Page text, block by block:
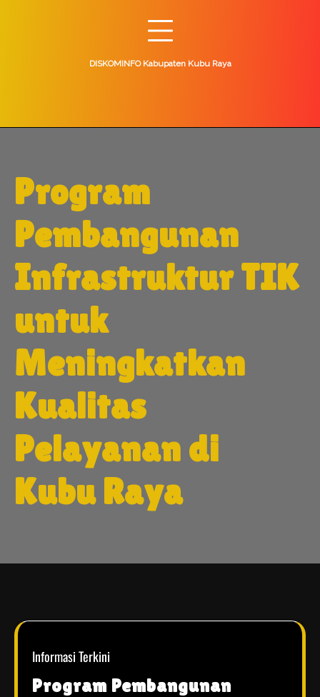
DISKOMINFO Kabupaten Kubu Raya
Program
Pembangunan
Infrastruktur TIK
untuk
Meningkatkan
Kualitas
Pelayanan di
Kubu Raya
Informasi Terkini
Program Pembangunan